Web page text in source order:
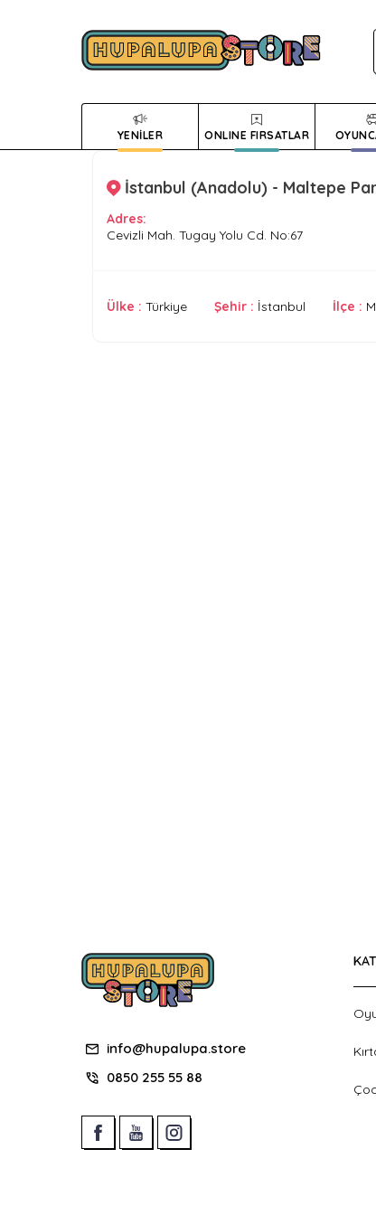
YENİLER ONLINE FIRSATLAR
İstanbul (Anadolu) - Maltepe
Adres:
Cevizli Mah. Tugay Yolu Cd. No:67
Ülke : Türkiye Şehir : İstanbul İlçe :
info@hupalupa.store
0850 255 55 88